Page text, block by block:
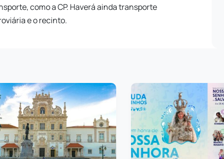
como a CP. Haverá ainda transporte
e o recinto.